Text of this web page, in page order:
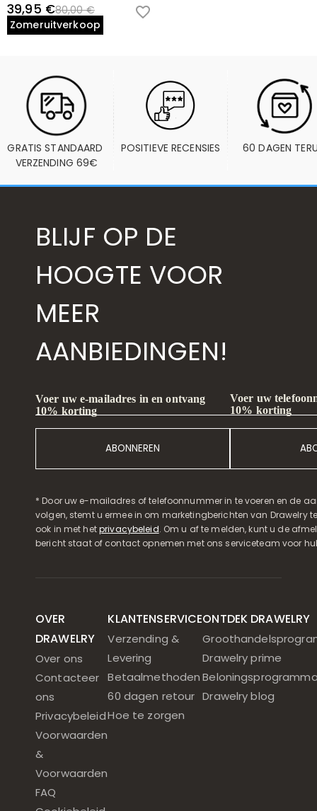
39,95 €80,00 €
Zomeruitverkoop
GRATIS STANDAARD
VERZENDING 69€
POSITIEVE RECENSIES 60 DAGEN
BLIJF OP DE
HOOGTE VOOR
MEER
AANBIEDINGEN!
Voer uw e-mailadres in en ontvang
10% korting
ABONNEREN
Voer uw
10% korting
* Door uw e-mailadres of telefoonnummer in te voeren en de
volgen, stemt u ermee in om marketingberichten van Drawelry
ook in met hetprivacybeleid. Om u af te melden, kunt u de
bericht staat of contact opnemen met ons serviceteam voor
OVER
DRAWELRY
Over ons
Contacteer
ons
Privacybeleid
Voorwaarden
&
Voorwaarden
FAQ
KLANTENSERVICE
Verzending &
Levering
Betaalmethoden
60 dagen retour
Hoe te zorgen
ONTDEK DRAWELRY
Drawelry prime
Drawelry blog